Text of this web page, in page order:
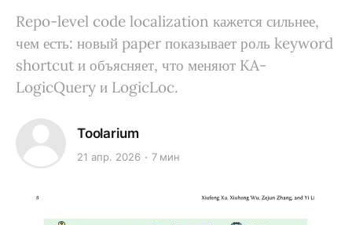
Repo-level code localization кажется сильнее,
чем есть: новый paper показывает роль keyword
shortcut и объясняет, что меняют KA-
LogicQuery и LogicLoc.
Toolarium
21 апр. 2026 7 мин